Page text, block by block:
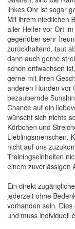
linkes Ohr ist sogar
Mit ihrem niedlichen
aller Helfer vor Ort
gegenüber sehr
zurückhaltend, taut
dann auch gerne
schon entwachsen
gerne mit ihren
anderen Hunden vor
bezaubernde
Chance auf ein
wünscht sich nichts
Körbchen und
Lieblingsmenschen.
nicht auf uns
Trainingseinheiten
einem zuverlässigen
Ein direkt
jederzeit ohne
vorhanden sein.
und muss individuell